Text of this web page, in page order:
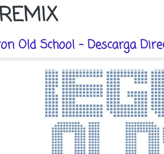
Old School - Descarga